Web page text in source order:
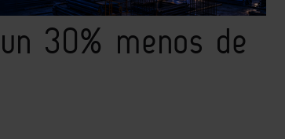
30% menos de